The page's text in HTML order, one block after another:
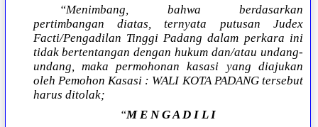
“Menimbang, bahwa berdasarkan
pertimbangan diatas, ternyata putusan Judex
Facti/Pengadilan Tinggi Padang dalam perkara ini
tidak bertentangan dengan hukum dan/atau undang-
undang, maka permohonan kasasi yang diajukan
oleh Pemohon Kasasi : WALI KOTA PADANG tersebut
harus ditolak;
“M E N G A D I L I